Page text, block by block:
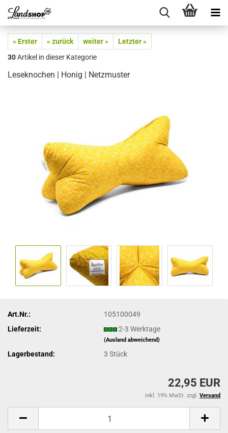
« Erster « zurück weiter »
Letzter »
30Artikel in dieser Kategorie
Leseknochen | Honig | Netzmuster
Art.Nr.:
105100049
Lieferzeit:
2-3 Werktage
(Ausland abweichend)
Lagerbestand: 3Stück
22,95 EUR
inkl. 19% MwSt. zzgl. Versand